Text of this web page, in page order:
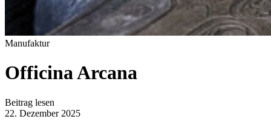
Manufaktur
Officina Arcana
Beitrag lesen
22. Dezember 2025